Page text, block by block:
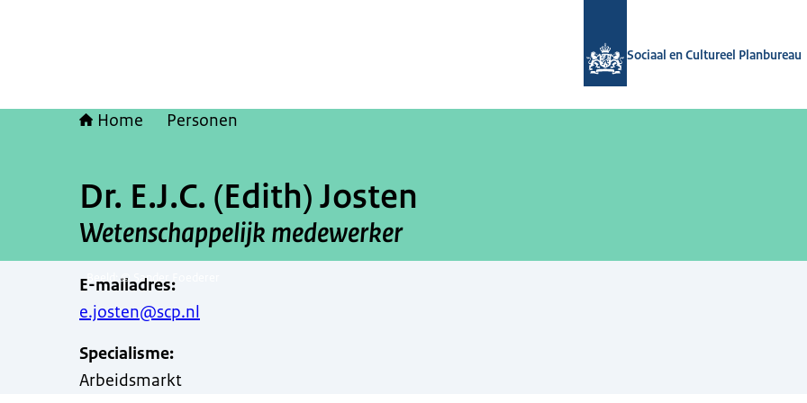
Sociaal en Cultureel Planbureau
Home Personen
Dr. E.J.C. (Edith) Josten
Wetenschappelijk medewerker
Beeld: © Sander Foederer
E-mailadres:
e.josten@scp.nl
Specialisme:
Arbeidsmarkt